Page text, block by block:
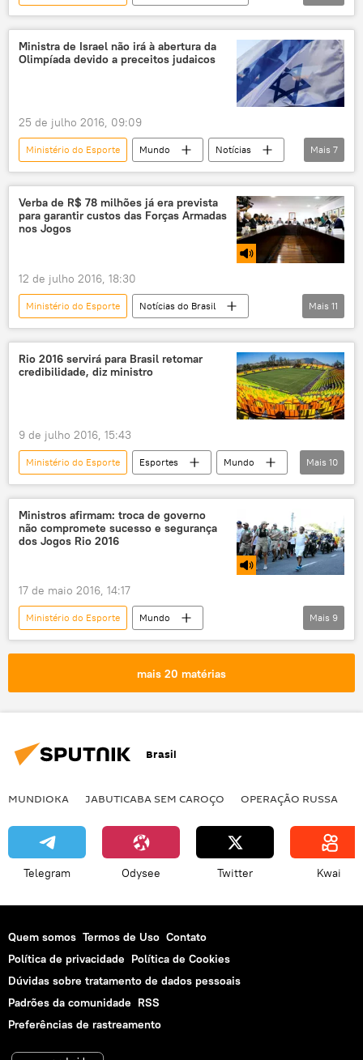
Notícias
UFRJ
Wada
doping
atletismo
atletas
testes
Olimpíadas credenciamento
Ministra de Israel não irá à abertura da
Olimpíada devido a preceitos judaicos
25 de julho 2016, 09:09
Ministério do Esporte Mundo
Notícias
Rio de Janeiro
Israel
Jogos Olímpicos
Maracanã
abertura
cerimônia religiosos
Mais 7
Verba de R$ 78 milhões já era prevista
para garantir custos das Forças Armadas
nos Jogos
12 de julho 2016, 18:30
Ministério do Esporte
Notícias do Brasil
Notícias
Sociedade
Rio de Janeiro
Ministério da Defesa
Ministério do Planejamento
Forças Armadas
Mais 11
Rio 2016 servirá para Brasil retomar
credibilidade, diz ministro
9 de julho 2016, 15:43
Ministério do Esporte Esportes
Mundo
Notícias do Brasil
Notícias
Sociedade
Rio de Janeiro
Leonardo Picciani
Rio 2016
Mais 10
Ministros afirmam: troca de governo
não compromete sucesso e segurança
dos Jogos Rio 2016
17 de maio 2016, 14:17
Ministério do Esporte
Mundo
Notícias do Brasil
Notícias
Rio de Janeiro
Ministério da Defesa
Ministério do Turismo
Jogos Olímpicos
Rio 2016
Mais 9
mais 20 matérias
Brasil
MUNDIOKA JABUTICABA SEM CAROÇO OPERAÇÃO RUSSA
Telegram Odysee Twitter Kwai
Quem somos Termos de Uso Contato
Política de privacidade Política de Cookies
Dúvidas sobre tratamento de dados pessoais
Padrões da comunidade RSS
Preferências de rastreamento